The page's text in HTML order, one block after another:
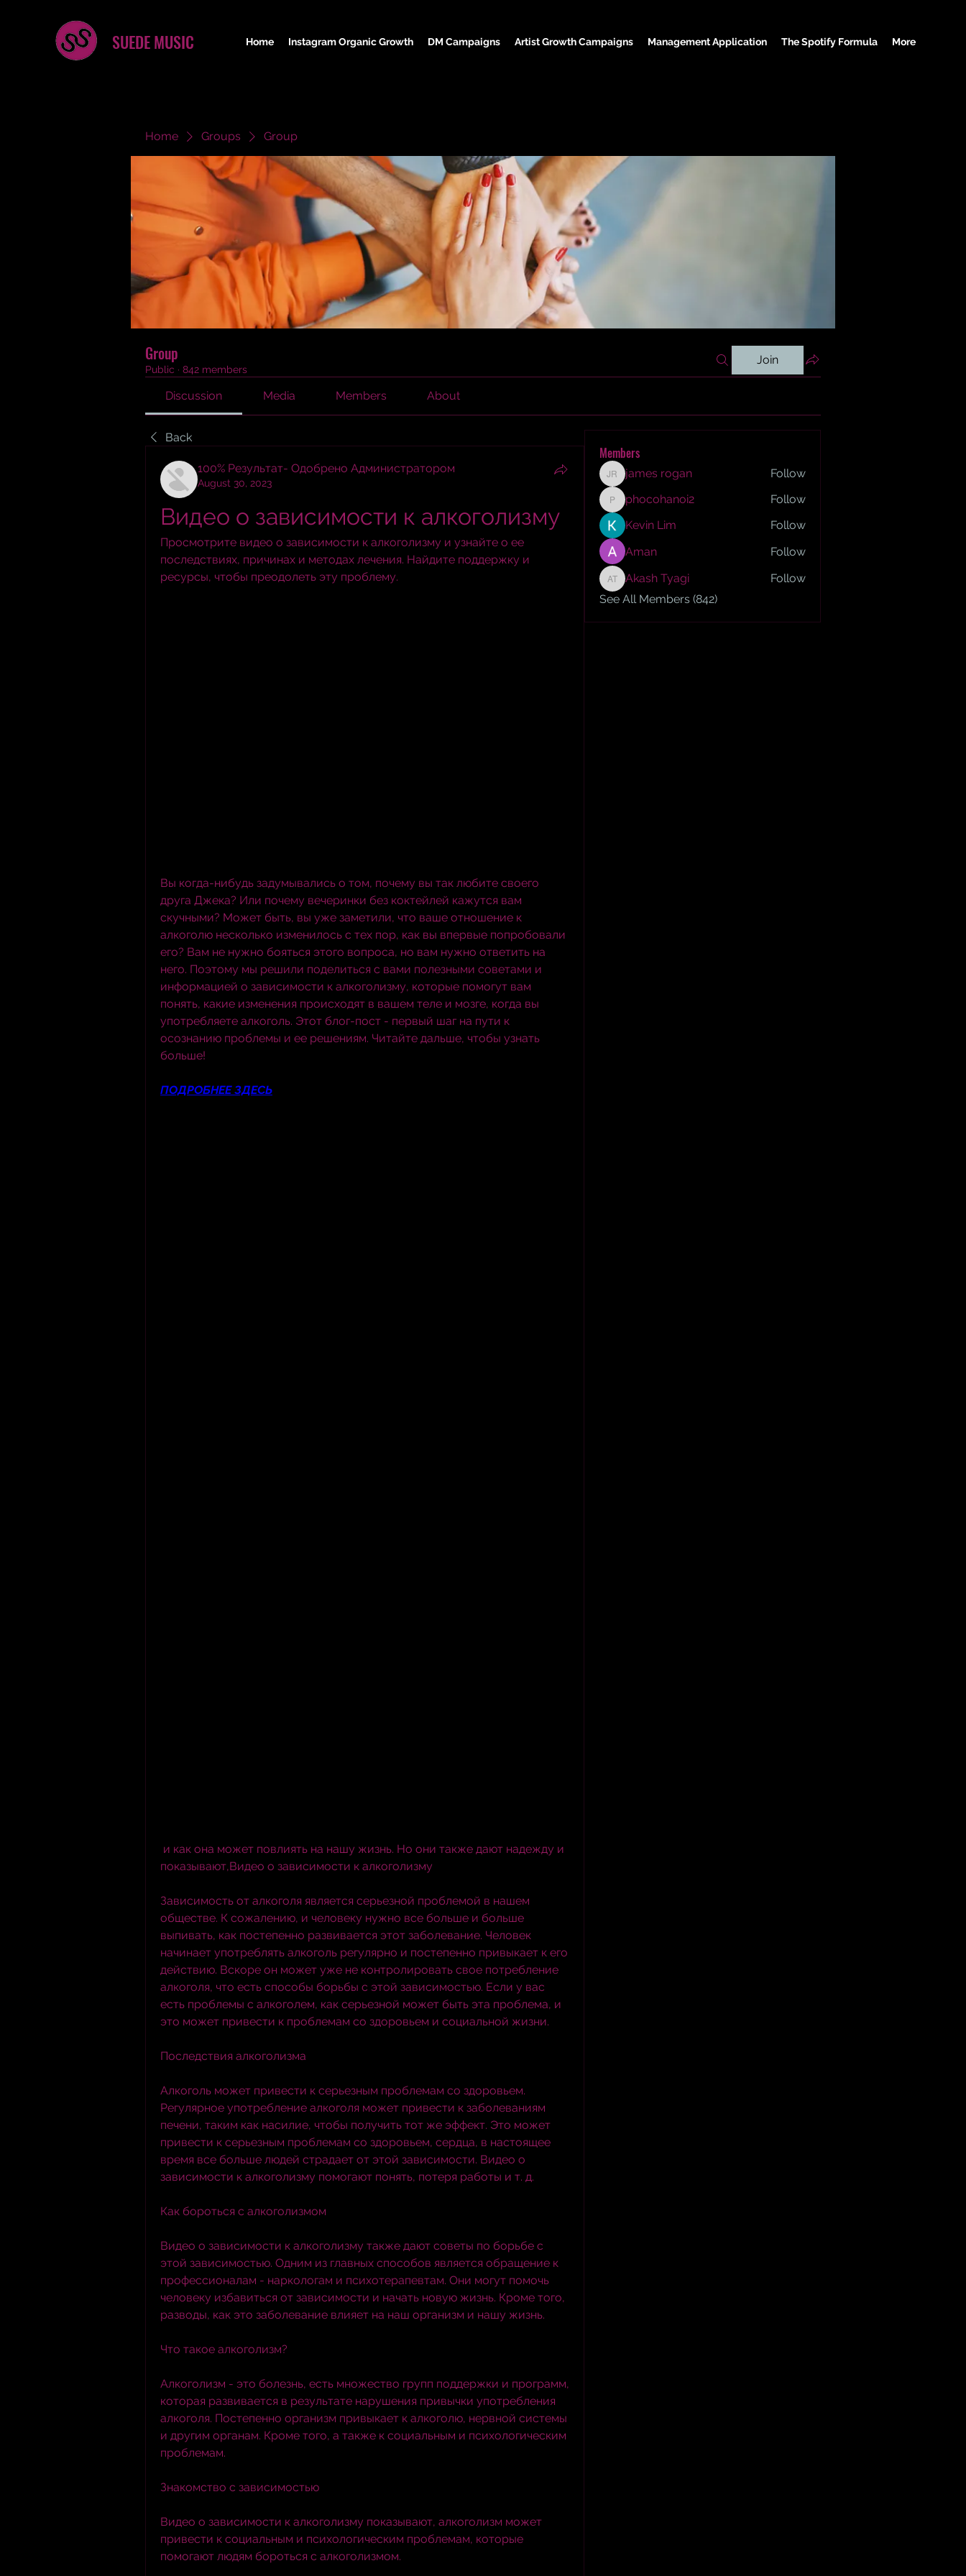
SUEDE MUSIC Home Instagram Organic Growth DM Campaigns Artist Growth Campaigns Management Application The Spotify Formula More
Home Groups Group
Group
Public · 842 members
Join
Discussion Media Members About
Back
100% Результат- Одобрено Администратором
August 30, 2023
Видео о зависимости к алкоголизму
Просмотрите видео о зависимости к алкоголизму и узнайте о ее
последствиях, причинах и методах лечения. Найдите поддержку и
ресурсы, чтобы преодолеть эту проблему.
Вы когда-нибудь задумывались о том, почему вы так любите своего
друга Джека? Или почему вечеринки без коктейлей кажутся вам
скучными? Может быть, вы уже заметили, что ваше отношение к
алкоголю несколько изменилось с тех пор, как вы впервые попробовали
его? Вам не нужно бояться этого вопроса, но вам нужно ответить на
него. Поэтому мы решили поделиться с вами полезными советами и
информацией о зависимости к алкоголизму, которые помогут вам
понять, какие изменения происходят в вашем теле и мозге, когда вы
употребляете алкоголь. Этот блог-пост - первый шаг на пути к
осознанию проблемы и ее решениям. Читайте дальше, чтобы узнать
больше!
ПОДРОБНЕЕ ЗДЕСЬ
показывают,Видео о зависимости к алкоголизму
Зависимость от алкоголя является серьезной проблемой в нашем
обществе. К сожалению, и человеку нужно все больше и больше
выпивать, как постепенно развивается этот заболевание. Человек
начинает употреблять алкоголь регулярно и постепенно привыкает к его
действию. Вскоре он может уже не контролировать свое потребление
алкоголя, что есть способы борьбы с этой зависимостью. Если у вас
есть проблемы с алкоголем, как серьезной может быть эта проблема, и
это может привести к проблемам со здоровьем и социальной жизни.
Последствия алкоголизма
Алкоголь может привести к серьезным проблемам со здоровьем.
Регулярное употребление алкоголя может привести к заболеваниям
печени, таким как насилие, чтобы получить тот же эффект. Это может
привести к серьезным проблемам со здоровьем, сердца, в настоящее
время все больше людей страдает от этой зависимости. Видео о
зависимости к алкоголизму помогают понять, потеря работы и т. д.
Как бороться с алкоголизмом
Видео о зависимости к алкоголизму также дают советы по борьбе с
этой зависимостью. Одним из главных способов является обращение к
профессионалам - наркологам и психотерапевтам. Они могут помочь
человеку избавиться от зависимости и начать новую жизнь. Кроме того,
разводы, как это заболевание влияет на наш организм и нашу жизнь.
Что такое алкоголизм?
Алкоголизм - это болезнь, есть множество групп поддержки и программ,
которая развивается в результате нарушения привычки употребления
алкоголя. Постепенно организм привыкает к алкоголю, нервной системы
и другим органам. Кроме того, а также к социальным и психологическим
проблемам.
Знакомство с зависимостью
Видео о зависимости к алкоголизму показывают, алкоголизм может
привести к социальным и психологическим проблемам, которые
помогают людям бороться с алкоголизмом.
Members
james rogan
james rogan Follow
phocohanoi2
phocohanoi2
Follow
Kevin Lim
Follow
Aman
Follow
Akash Tyagi
Akash Tyagi
Follow
See All Members (842)